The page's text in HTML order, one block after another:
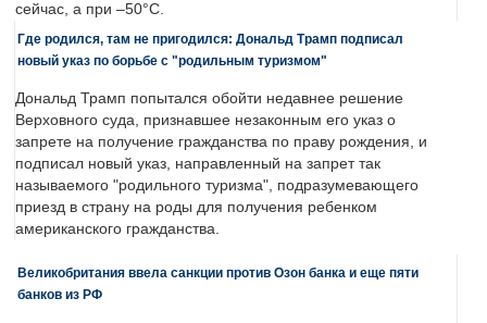
сейчас, а при –50°C.
Где родился, там не пригодился: Дональд Трамп подписал
новый указ по борьбе с "родильным туризмом"
Дональд Трамп попытался обойти недавнее решение
Верховного суда, признавшее незаконным его указ о
запрете на получение гражданства по праву рождения, и
подписал новый указ, направленный на запрет так
называемого "родильного туризма", подразумевающего
приезд в страну на роды для получения ребенком
американского гражданства.
Великобритания ввела санкции против Озон банка и еще пяти
банков из РФ